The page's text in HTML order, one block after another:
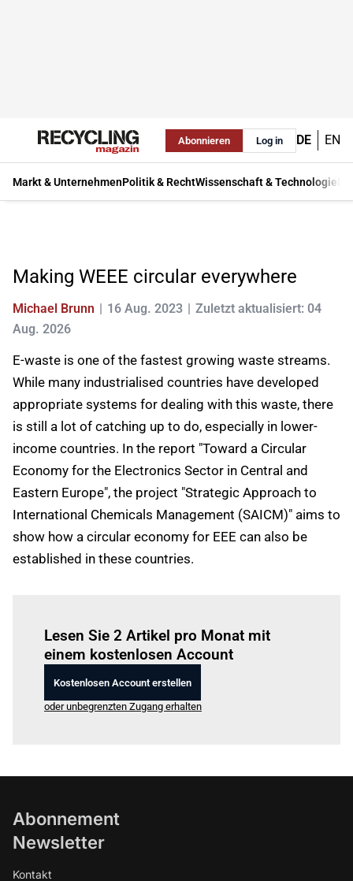
Abonnieren Log in DE EN
Markt & UnternehmenPolitik & RechtWissenschaft & Technologie
Making WEEE circular everywhere
Michael Brunn 16 Aug. 2023
Zuletzt aktualisiert: 04
Aug. 2026
E-waste is one of the fastest growing waste streams.
While many industrialised countries have developed
appropriate systems for dealing with this waste, there
is still a lot of catching up to do, especially in lower-
income countries. In the report "Toward a Circular
Economy for the Electronics Sector in Central and
Eastern Europe", the project "Strategic Approach to
International Chemicals Management (SAICM)" aims to
show how a circular economy for EEE can also be
established in these countries.
Lesen Sie 2 Artikel pro Monat mit
einem kostenlosen Account
Kostenlosen Account erstellen
oder unbegrenzten Zugang erhalten
Abonnement
Newsletter
Kontakt